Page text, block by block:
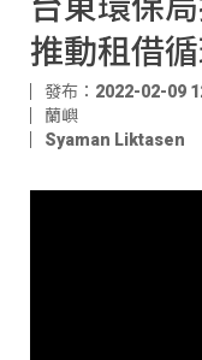
推動租借
發布：2022-02-09
蘭嶼
Syaman Liktasen